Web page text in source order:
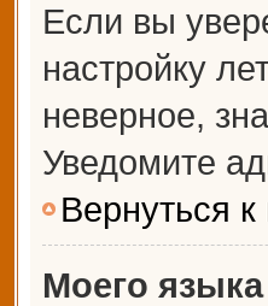
Если вы
настройку
неверное,
Уведомите
Вернуться к
Моего